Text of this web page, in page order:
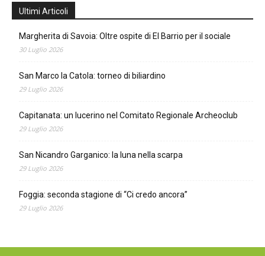
Ultimi Articoli
Margherita di Savoia: Oltre ospite di El Barrio per il sociale
30 Luglio 2026
San Marco la Catola: torneo di biliardino
29 Luglio 2026
Capitanata: un lucerino nel Comitato Regionale Archeoclub
29 Luglio 2026
San Nicandro Garganico: la luna nella scarpa
29 Luglio 2026
Foggia: seconda stagione di “Ci credo ancora”
29 Luglio 2026